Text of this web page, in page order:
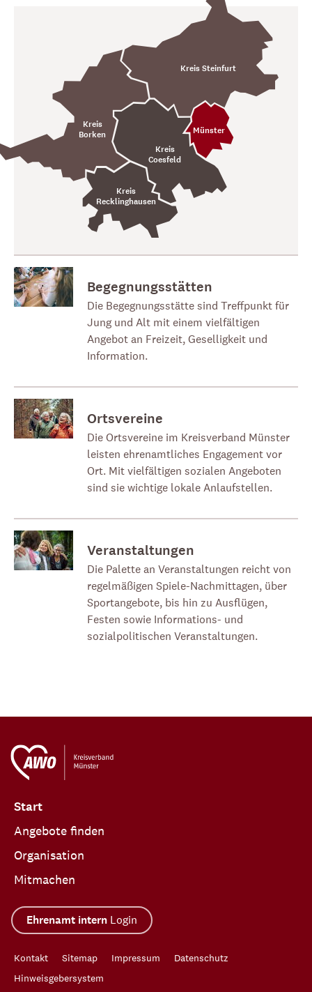
Kreis Steinfurt
Kreis
Recklinghausen
Münster
Kreis
Coesfeld
Kreis
Borken
Begegnungsstätten
Die Begegnungsstätte sind Treffpunkt für
Jung und Alt mit einem vielfältigen
Angebot an Freizeit, Geselligkeit und
Information.
Ortsvereine
Die Ortsvereine im Kreisverband Münster
leisten ehrenamtliches Engagement vor
Ort. Mit vielfältigen sozialen Angeboten
sind sie wichtige lokale Anlaufstellen.
Veranstaltungen
Die Palette an Veranstaltungen reicht von
regelmäßigen Spiele-Nachmittagen, über
Sportangebote, bis hin zu Ausflügen,
Festen sowie Informations- und
sozialpolitischen Veranstaltungen.
Start
Angebote finden
Organisation
Mitmachen
Ehrenamt intern Login
Kontakt Sitemap Impressum
Datenschutz
Hinweisgebersystem